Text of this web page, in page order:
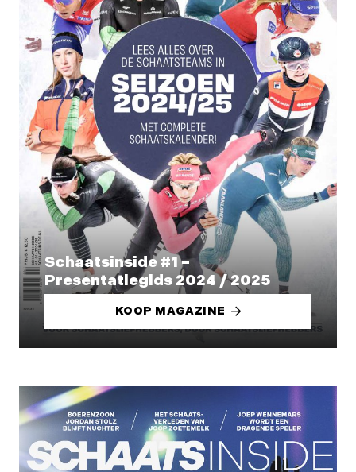
Schaatsinside #1 –
Presentatiegids 2024 / 2025
KOOP MAGAZINE